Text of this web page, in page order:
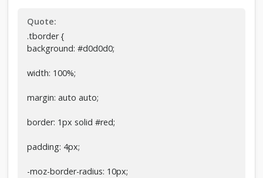
&nbsp;
<td class="trow1" width="05%">
<center><img src="" alt="" height="40px"
</td>
<td width="30%" class="trow2">
<strong>Bienvenido, hehey</strong>.
<br>
href="http://localhost/Foro/
<br/>
Quote:
.tborder {
background: #d0d0d0;
width: 100%;
margin: auto auto;
border: 1px solid #red;
padding: 4px;
-moz-border-radius: 10px;